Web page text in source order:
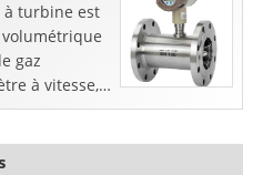
à turbine est
gaz
à vitesse, il
une